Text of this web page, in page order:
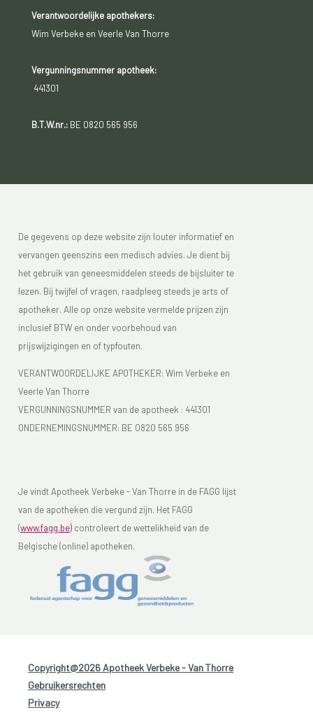
Verantwoordelijke apothekers:
Wim Verbeke en Veerle Van Thorre
Vergunningsnummer apotheek:
441301
B.T.W.nr.:BE 0820 565 956
De gegevens op deze website zijn louter informatief en
vervangen geenszins een medisch advies. Je dient bij
het gebruik van geneesmiddelen steeds de bijsluiter te
lezen. Bij twijfel of vragen, raadpleeg steeds je arts of
apotheker. Alle op onze website vermelde prijzen zijn
inclusief BTW en onder voorbehoud van
prijswijzigingen en of typfouten.
VERANTWOORDELIJKE APOTHEKER: Wim Verbeke en
Veerle Van Thorre
VERGUNNINGSNUMMER van de apotheek : 441301
ONDERNEMINGSNUMMER: BE 0820 565 956
Je vindt Apotheek Verbeke - Van Thorre in de FAGG lijst
van de apotheken die vergund zijn. Het FAGG
(www.fagg.be) controleert de wettelikheid van de
Belgische (online) apotheken.
Copyright@2026 Apotheek Verbeke - Van Thorre
Gebruikersrechten
Privacy